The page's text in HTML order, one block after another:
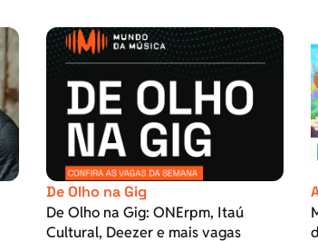
De Olho na Gig
De Olho na Gig: ONErpm, Itaú
Cultural, Deezer e mais vagas